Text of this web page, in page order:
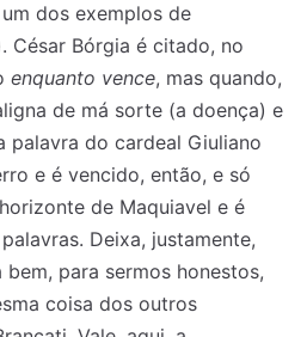
dos exemplos de
César Bórgia é citado, no
enquanto vence, mas quando,
de má sorte (a doença) e
palavra do cardeal Giuliano
e é vencido, então, e só
de Maquiavel e é
Deixa, justamente,
para sermos honestos,
coisa dos outros